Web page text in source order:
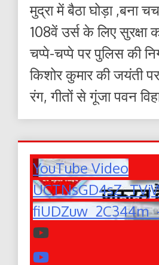
मुद्रा में बैठा घोड़ा ,बना
108वें उर्स के लिए सुरक्षा
चप्पे-चप्पे पर पुलिस की
किशोर कुमार की जयंती
रंग, गीतों से गूंजा पवन
YouTube Video